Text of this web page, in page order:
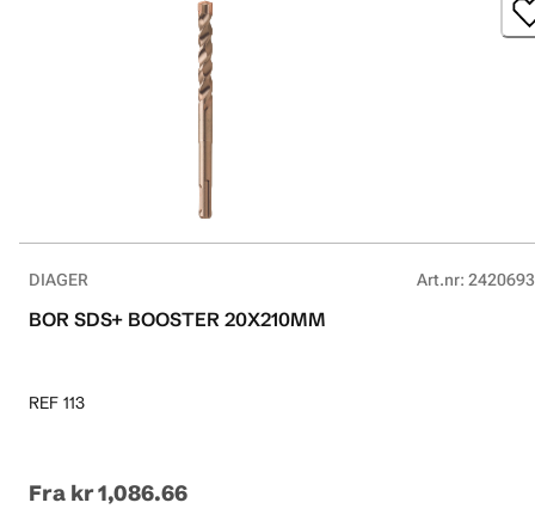
DIAGER Art.nr:
BOR SDS+ BOOSTER 20X210MM
REF 113
Fra kr 1,086.66